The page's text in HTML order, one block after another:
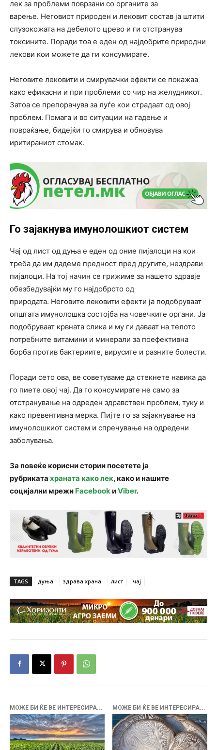
лек за проблеми поврзани со органите за
варење. Неговиот природен и лековит состав ја штити
слузокожата на дебелото црево и ги отстранува
токсините. Поради тоа е еден од најдобрите природни
лекови кои можете да ги консумирате.
Неговите лековити и смирувачки ефекти се покажаа
како ефикасни и при проблеми со чир на желудникот.
Затоа се препорачува за луѓе кои страдаат од овој
проблем. Помага и во ситуации на гадење и
повраќање, бидејќи го смирува и обновува
иритираниот стомак.
Го зајакнува имунолошкиот систем
Чај од лист од дуња е еден од оние пијалоци на кои
треба да им дадеме предност пред другите, нездрави
пијалоци. На тој начин се грижиме за нашето здравје
обезбедувајќи му го најдоброто од
природата. Неговите лековити ефекти ја подобруваат
општата имунолошка состојба на човечките органи. Ја
подобруваат крвната слика и му ги даваат на телото
потребните витамини и минерали за поефективна
борба против бактериите, вирусите и разните болести.
Поради сето ова, ве советуваме да стекнете навика да
го пиете овој чај. Да го консумирате не само за
отстранување на одреден здравствен проблем, туку и
како превентивна мерка. Пијте го за зајакнување на
имунолошкиот систем и спречување на одредени
заболувања.
За повеќе корисни стории посетете ја
рубриката храната како лек, како и нашите
социјални мрежи FacebookиViber.
TAGS дуња здрава храна лист чај
МОЖЕ БИ ЌЕ ВЕ ИНТЕРЕСИРА... МОЖЕ БИ ЌЕ ВЕ ИНТЕРЕСИРА...